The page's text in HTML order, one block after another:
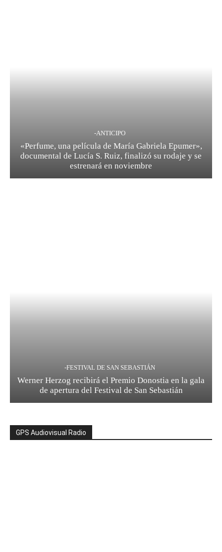
-ANTICIPO
«Perfume, una película de María Gabriela Epumer»,
documental de Lucía S. Ruiz, finalizó su rodaje y se
estrenará en noviembre
-FESTIVAL DE SAN SEBASTIÁN
Werner Herzog recibirá el Premio Donostia en la gala
de apertura del Festival de San Sebastián
GPS Audiovisual Radio